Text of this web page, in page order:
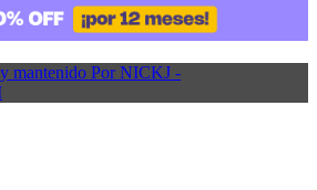
mantenido Por NICKJ -